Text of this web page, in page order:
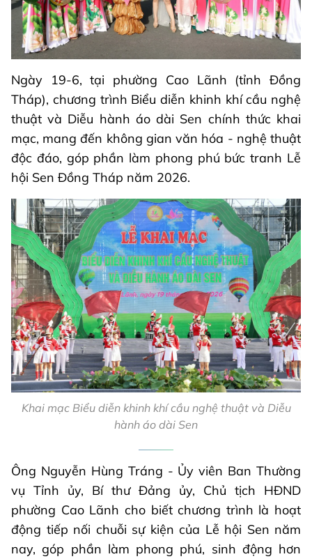
Ngày 19-6, tại phường Cao Lãnh (tỉnh Đồng
Tháp), chương trình Biểu diễn khinh khí cầu nghệ
thuật và Diễu hành áo dài Sen chính thức khai
mạc, mang đến không gian văn hóa - nghệ thuật
độc đáo, góp phần làm phong phú bức tranh Lễ
hội Sen Đồng Tháp năm 2026.
Khai mạc Biểu diễn khinh khí cầu nghệ thuật và Diễu
hành áo dài Sen
Ông Nguyễn Hùng Tráng - Ủy viên Ban Thường
vụ Tỉnh ủy, Bí thư Đảng ủy, Chủ tịch HĐND
phường Cao Lãnh cho biết chương trình là hoạt
động tiếp nối chuỗi sự kiện của Lễ hội Sen năm
nay, góp phần làm phong phú, sinh động hơn